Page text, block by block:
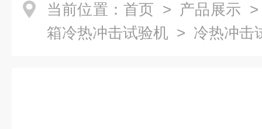
当前位置： 首页 > 产品展示
箱冷热冲击试验机 > 冷热冲击